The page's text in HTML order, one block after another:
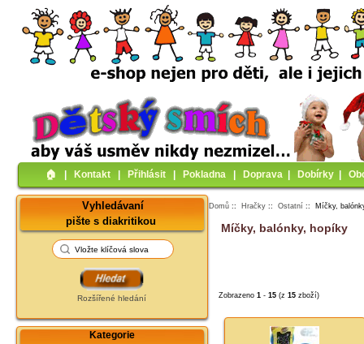
🏠︎ Kontakt Přihlásit Pokladna Doprava Dobírky
Vyhledávaní
pište s diakritikou
Rozšířené hledání
Kategorie
Domů :: Hračky ::Ostatní :: Míčky,
Míčky, balónky, hopíky
Zobrazeno 1 - 15(z 15zboží)